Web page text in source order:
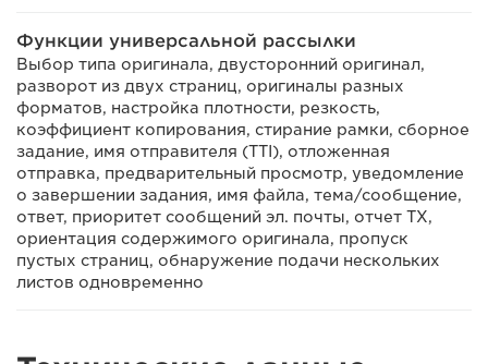
Функции универсальной рассылки
Выбор типа оригинала, двусторонний оригинал,
разворот из двух страниц, оригиналы разных
форматов, настройка плотности, резкость,
коэффициент копирования, стирание рамки, сборное
задание, имя отправителя (TTI), отложенная
отправка, предварительный просмотр, уведомление
о завершении задания, имя файла, тема/сообщение,
ответ, приоритет сообщений эл. почты, отчет TX,
ориентация содержимого оригинала, пропуск
пустых страниц, обнаружение подачи нескольких
листов одновременно